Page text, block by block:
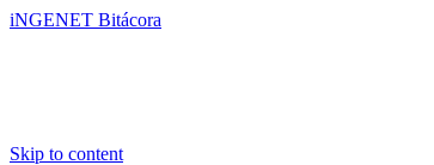
iNGENET Bitácora
Skip to content